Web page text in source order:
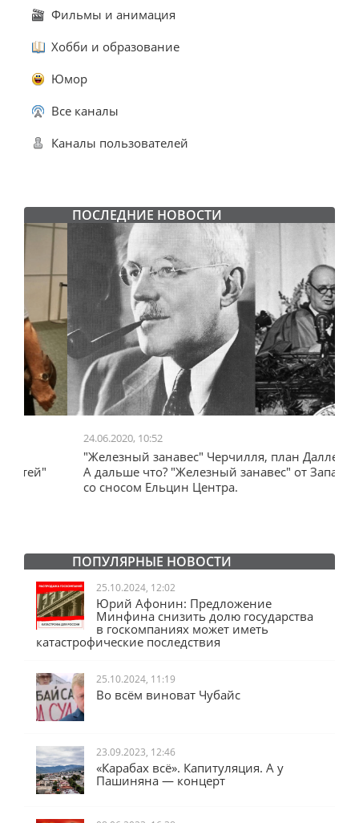
Фильмы и анимация
Хобби и образование
Юмор
Все каналы
Каналы пользователей
ПОСЛЕДНИЕ НОВОСТИ
24.06.2020, 10:52
"Железный занавес" Черчилля, план Даллеса.
А дальше что? "Железный занавес" от Запада
со сносом Ельцин Центра.
ПОПУЛЯРНЫЕ НОВОСТИ
25.10.2024, 12:02
Юрий Афонин: Предложение
Минфина снизить долю государства
в госкомпаниях может иметь
катастрофические последствия
25.10.2024, 11:19
Во всём виноват Чубайс
23.09.2023, 12:46
«Карабах всё». Капитуляция. А у
Пашиняна — концерт